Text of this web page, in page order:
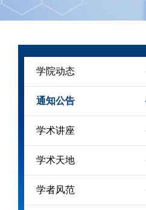
学院动态
通知公告
学术讲座
学术天地
学者风范